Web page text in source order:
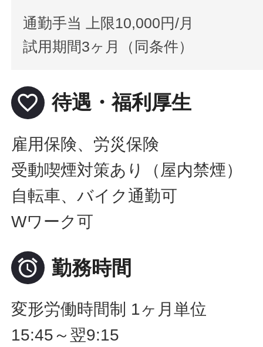
通勤手当 上限10,000円/月
試用期間3ヶ月（同条件）
favorite_border 待遇・福利厚生
雇用保険、労災保険
受動喫煙対策あり（屋内禁煙）
自転車、バイク通勤可
Wワーク可
 勤務時間
変形労働時間制 1ヶ月単位
15:45～翌9:15